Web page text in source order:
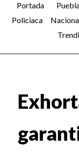
Portada
Policiaca